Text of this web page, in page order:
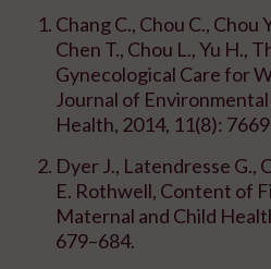
Chang C., Chou C., Chou
Chen T., Chou L., Yu H.,
Gynecological Care for
Journal of
Health, 2014, 11(8):
Dyer J., Latendresse G.,
E. Rothwell, Content of
Maternal and Child
679–684.